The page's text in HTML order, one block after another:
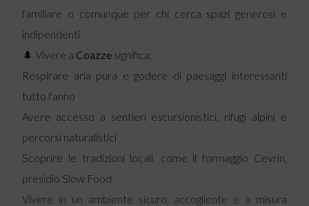
familiare o comunque per chi cerca spazi generosi e
indipendenti
🌲 Vivere a Coazze significa:
Respirare aria pura e godere di paesaggi interessanti
tutto l'anno
Avere accesso a sentieri escursionistici, rifugi alpini e
percorsi naturalistici
Scoprire le tradizioni locali, come il formaggio Cevrin,
presidio Slow Food
Vivere in un ambiente sicuro, accogliente e a misura